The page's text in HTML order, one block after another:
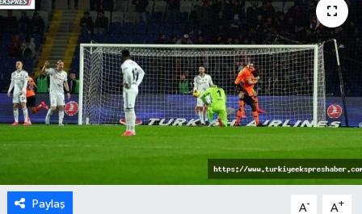
Paylaş A- A+